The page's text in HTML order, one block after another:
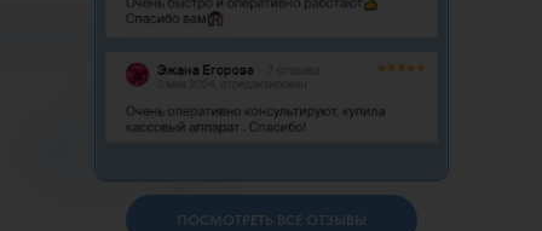
ПОСМОТРЕТЬ ВСЕ ОТЗЫВЫ